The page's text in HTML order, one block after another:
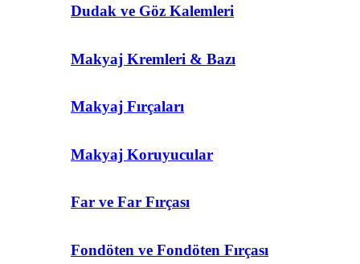
Dudak ve Göz Kalemleri
Makyaj Kremleri & Bazı
Makyaj Fırçaları
Makyaj Koruyucular
Far ve Far Fırçası
Fondöten ve Fondöten Fırçası